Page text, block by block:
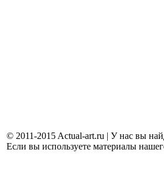
© 2011-2015 Actual-art.ru | У нас вы
Если вы используете материалы